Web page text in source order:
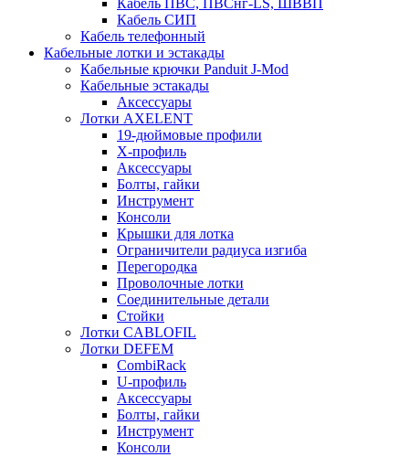
Кабель СИП
Кабель телефонный
Кабельные лотки и эстакады
Кабельные крючки Panduit J-Mod
Кабельные эстакады
Аксессуары
Лотки AXELENT
19-дюймовые профили
X-профиль
Аксессуары
Болты, гайки
Инструмент
Консоли
Крышки для лотка
Ограничители радиуса изгиба
Перегородка
Проволочные лотки
Соединительные детали
Стойки
Лотки CABLOFIL
Лотки DEFEM
CombiRack
U-профиль
Аксессуары
Болты, гайки
Инструмент
Консоли